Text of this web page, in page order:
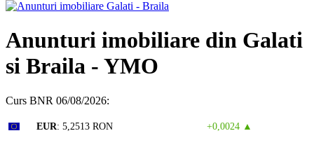
Anunturi imobiliare din Galati
si Braila - YMO
Curs BNR 06/08/2026:
EUR: 5,2513 RON +0,0024 ▲